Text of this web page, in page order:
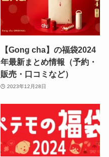
【Gong cha】の福袋2024
年最新まとめ情報（予約・
販売・口コミなど）
2023年12月28日